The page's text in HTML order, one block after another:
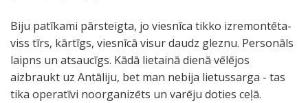
Biju patīkami pārsteigta, jo viesnīca tikko izremontēta-
viss tīrs, kārtīgs, viesnīcā visur daudz gleznu. Personāls
laipns un atsaucīgs. Kādā lietainā dienā vēlējos
aizbraukt uz Antāliju, bet man nebija lietussarga - tas
tika operatīvi noorganizēts un varēju doties ceļā.